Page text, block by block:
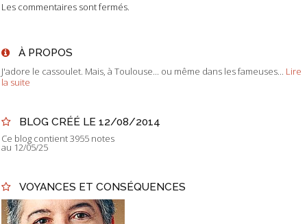
Les commentaires sont fermés.
À PROPOS
J'adore le cassoulet. Mais, à Toulouse... ou même dans les fameuses...
Lire
la suite
BLOG CRÉÉ LE 12/08/2014
Ce blog contient 3955 notes
au 12/05/25
VOYANCES ET CONSÉQUENCES